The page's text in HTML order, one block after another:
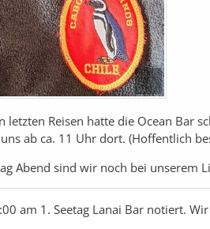
letzten Reisen hatte die Ocean Bar
ab ca. 11 Uhr dort. (Hoffentlich
Abend sind wir noch bei unserem
am 1. Seetag Lanai Bar notiert.